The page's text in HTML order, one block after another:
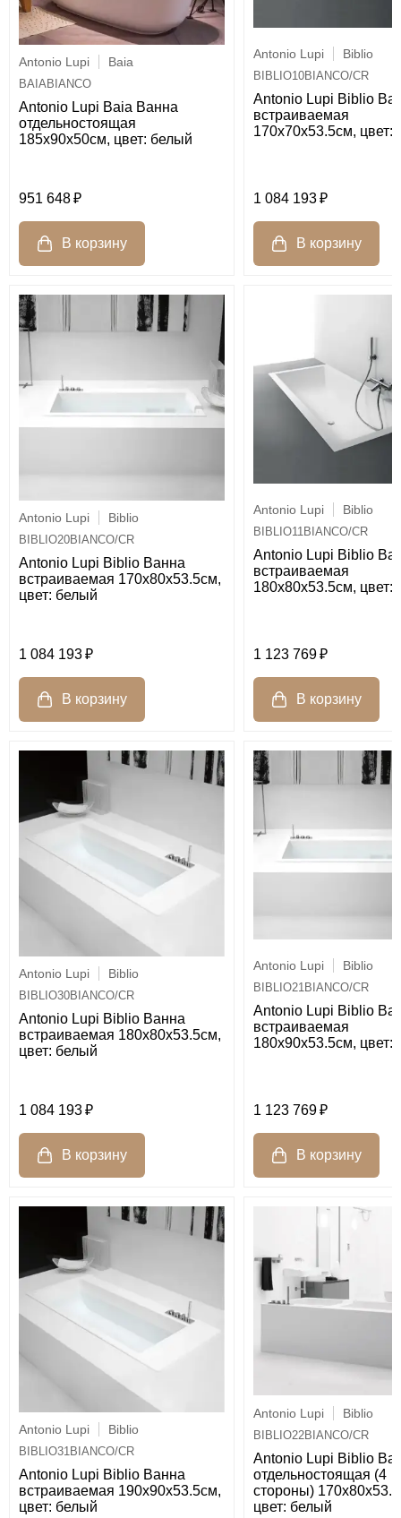
Antonio Lupi Baia
BAIABIANCO
Antonio Lupi Baia Ванна
отдельностоящая
185х90х50см, цвет: белый
951 648
Antonio Lupi Biblio
BIBLIO10BIANCO/CR
Antonio Lupi Biblio
встраиваемая
170х70х53.5см, цвет:
1 084 193
Antonio Lupi Biblio
BIBLIO20BIANCO/CR
Antonio Lupi Biblio Ванна
встраиваемая 170х80х53.5см,
цвет: белый
1 084 193
Antonio Lupi Biblio
BIBLIO11BIANCO/CR
Antonio Lupi Biblio
встраиваемая
180х80х53.5см, цвет:
1 123 769
Antonio Lupi Biblio
BIBLIO30BIANCO/CR
Antonio Lupi Biblio Ванна
встраиваемая 180х80х53.5см,
цвет: белый
1 084 193
Antonio Lupi Biblio
BIBLIO21BIANCO/CR
Antonio Lupi Biblio
встраиваемая
180х90х53.5см, цвет:
1 123 769
Antonio Lupi Biblio
BIBLIO31BIANCO/CR
Antonio Lupi Biblio Ванна
встраиваемая 190х90х53.5см,
цвет: белый
Antonio Lupi Biblio
BIBLIO22BIANCO/CR
Antonio Lupi Biblio
отдельностоящая (4
стороны)
цвет: белый